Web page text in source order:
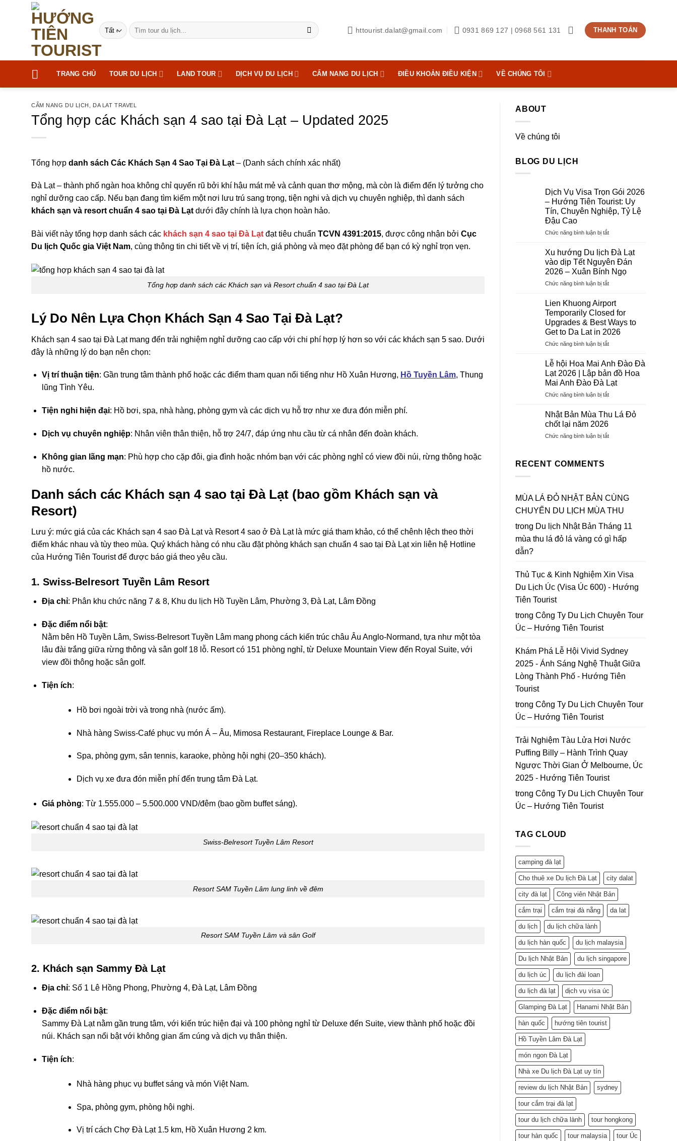
Tìm
kiếm:
httourist.dalat@gmail.com 0931 869 127 | 0968 561 131 THANH TOÁN
TRANG CHỦ TOUR DU LỊCH LAND TOUR DỊCH VỤ DU LỊCH CẨM NANG DU LỊCH ĐIỀU KHOẢN ĐIỀU KIỆN VỀ CHÚNG TÔI
CẨM NANG DU LỊCH DA LAT TRAVEL
Tổng hợp các Khách sạn 4 sao tại Đà Lạt – Updated 2025
Tổng hợp danh sách Các Khách Sạn 4 Sao Tại Đà Lạt – (Danh sách chính xác nhất)
Đà Lạt – thành phố ngàn hoa không chỉ quyến rũ bởi khí hậu mát mẻ và cảnh quan thơ mộng, mà còn là điểm đến lý tưởng cho
nghỉ dưỡng cao cấp. Nếu bạn đang tìm kiếm một nơi lưu trú sang trọng, tiện nghi và dịch vụ chuyên nghiệp, thì danh sách
khách sạn và resort chuẩn 4 sao tại Đà Lạt dưới đây chính là lựa chọn hoàn hảo.
Bài viết này tổng hợp danh sách các khách sạn 4 sao tại Đà Lạt đạt tiêu chuẩn TCVN 4391:2015, được công nhận bởi Cục
Du lịch Quốc gia Việt Nam, cùng thông tin chi tiết về vị trí, tiện ích, giá phòng và mẹo đặt phòng để bạn có kỳ nghỉ trọn vẹn.
Tổng hợp danh sách các Khách sạn và Resort chuẩn 4 sao tại Đà Lạt
Lý Do Nên Lựa Chọn Khách Sạn 4 Sao Tại Đà Lạt?
Khách sạn 4 sao tại Đà Lạt mang đến trải nghiệm nghỉ dưỡng cao cấp với chi phí hợp lý hơn so với các khách sạn 5 sao. Dưới
đây là những lý do bạn nên chọn:
Vị trí thuận tiện: Gần trung tâm thành phố hoặc các điểm tham quan nổi tiếng như Hồ Xuân Hương, Hồ Tuyền Lâm, Thung
lũng Tình Yêu.
Tiện nghi hiện đại: Hồ bơi, spa, nhà hàng, phòng gym và các dịch vụ hỗ trợ như xe đưa đón miễn phí.
Dịch vụ chuyên nghiệp: Nhân viên thân thiện, hỗ trợ 24/7, đáp ứng nhu cầu từ cá nhân đến đoàn khách.
Không gian lãng mạn: Phù hợp cho cặp đôi, gia đình hoặc nhóm bạn với các phòng nghỉ có view đồi núi, rừng thông hoặc
hồ nước.
Danh sách các Khách sạn 4 sao tại Đà Lạt (bao gồm Khách sạn và
Resort)
Lưu ý: mức giá của các Khách sạn 4 sao Đà Lạt và Resort 4 sao ở Đà Lạt là mức giá tham khảo, có thể chênh lệch theo thời
điểm khác nhau và tùy theo mùa. Quý khách hàng có nhu cầu đặt phòng khách sạn chuẩn 4 sao tại Đà Lạt xin liên hệ Hotline
của Hướng Tiên Tourist để được báo giá theo yêu cầu.
1. Swiss-Belresort Tuyền Lâm Resort
Địa chỉ: Phân khu chức năng 7 & 8, Khu du lịch Hồ Tuyền Lâm, Phường 3, Đà Lạt, Lâm Đồng
Đặc điểm nổi bật:
Nằm bên Hồ Tuyền Lâm, Swiss-Belresort Tuyền Lâm mang phong cách kiến trúc châu Âu Anglo-Normand, tựa như một tòa
lâu đài trắng giữa rừng thông và sân golf 18 lỗ. Resort có 151 phòng nghỉ, từ Deluxe Mountain View đến Royal Suite, với
view đồi thông hoặc sân golf.
Tiện ích:
Hồ bơi ngoài trời và trong nhà (nước ấm).
Nhà hàng Swiss-Café phục vụ món Á – Âu, Mimosa Restaurant, Fireplace Lounge & Bar.
Spa, phòng gym, sân tennis, karaoke, phòng hội nghị (20–350 khách).
Dịch vụ xe đưa đón miễn phí đến trung tâm Đà Lạt.
Giá phòng: Từ 1.555.000 – 5.500.000 VND/đêm (bao gồm buffet sáng).
Swiss-Belresort Tuyền Lâm Resort
Resort SAM Tuyền Lâm lung linh về đêm
Resort SAM Tuyền Lâm và sân Golf
2. Khách sạn Sammy Đà Lạt
Địa chỉ: Số 1 Lê Hồng Phong, Phường 4, Đà Lạt, Lâm Đồng
Đặc điểm nổi bật:
Sammy Đà Lạt nằm gần trung tâm, với kiến trúc hiện đại và 100 phòng nghỉ từ Deluxe đến Suite, view thành phố hoặc đồi
núi. Khách sạn nổi bật với không gian ấm cúng và dịch vụ thân thiện.
Tiện ích:
Nhà hàng phục vụ buffet sáng và món Việt Nam.
Spa, phòng gym, phòng hội nghị.
Vị trí cách Chợ Đà Lạt 1.5 km, Hồ Xuân Hương 2 km.
ABOUT
Về chúng tôi
BLOG DU LỊCH
Dịch Vụ Visa Trọn Gói 2026
– Hướng Tiên Tourist: Uy
Tín, Chuyên Nghiệp, Tỷ Lệ
Đậu Cao
Chức năng bình luận bị tắtở
Vụ
Visa
Trọn
Gói
2026
Hướng
Tiên
Tourist:
Uy
Tín,
Chuyên
Tỷ
Đậu
Cao
Xu hướng Du lịch Đà Lạt
vào dịp Tết Nguyên Đán
2026 – Xuân Bính Ngọ
Chức năng bình luận bị tắtở
hướng
Du
lịch
Đà
Lạt
vào
Tết
Nguyên
Đán
2026
–
Bính
Lien Khuong Airport
Temporarily Closed for
Upgrades & Best Ways to
Get to Da Lat in 2026
Chức năng bình luận bị tắtở
Khuong
Airport
Temporarily
Closed
for
&
to
Lễ hội Hoa Mai Anh Đào Đà
Lạt 2026 | Lập bản đồ Hoa
Mai Anh Đào Đà Lạt
Chức năng bình luận bị tắtở
hội
Anh
bản
Hoa
Mai
Anh
Đào
Nhật Bản Mùa Thu Lá Đỏ
chốt lại năm 2026
Chức năng bình luận bị tắtở
chốt
năm
RECENT COMMENTS
MÙA LÁ ĐỎ NHẬT BẢN CÙNG
CHUYẾN DU LỊCH MÙA THU
trong Du lịch Nhật Bản Tháng 11
mùa thu lá đỏ lá vàng có gì hấp
dẫn?
Thủ Tục & Kinh Nghiệm Xin Visa
Du Lịch Úc (Visa Úc 600) - Hướng
Tiên Tourist
trong Công Ty Du Lịch Chuyên Tour
Úc – Hướng Tiên Tourist
Khám Phá Lễ Hội Vivid Sydney
2025 - Ánh Sáng Nghệ Thuật Giữa
Lòng Thành Phố - Hướng Tiên
Tourist
trong Công Ty Du Lịch Chuyên Tour
Úc – Hướng Tiên Tourist
Trải Nghiệm Tàu Lửa Hơi Nước
Puffing Billy – Hành Trình Quay
Ngược Thời Gian Ở Melbourne, Úc
2025 - Hướng Tiên Tourist
trong Công Ty Du Lịch Chuyên Tour
Úc – Hướng Tiên Tourist
TAG CLOUD
camping đà lạt
Cho thuê xe Du lịch Đà Lạt city dalat
city đà lạt Công viên Nhật Bản
cắm trại cắm trại đà nẵng da lat
du lịch du lịch chữa lành
du lịch hàn quốc du lịch malaysia
Du lịch Nhật Bản du lịch singapore
du lịch úc du lịch đài loan
du lịch đà lạt dịch vụ visa úc
Glamping Đà Lạt Hanami Nhật Bản
hàn quốc hướng tiên tourist
Hồ Tuyền Lâm Đà Lạt
món ngon Đà Lạt
Nhà xe Du lịch Đà Lạt uy tín
review du lịch Nhật Bản sydney
tour cắm trại đà lạt
tour du lịch chữa lành tour hongkong
tour hàn quốc tour malaysia tour Úc